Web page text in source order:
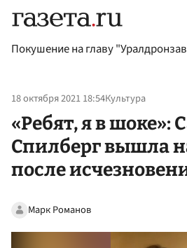
Покушение на главу
18 октября 2021 18:54Культура
«Ребят, я в шоке»:
Спилберг вышла
после
Марк Романов